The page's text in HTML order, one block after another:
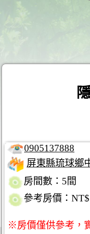
0905137888
屏東縣琉球鄉
房間數：5間
參考房價：
※房價僅供參考，